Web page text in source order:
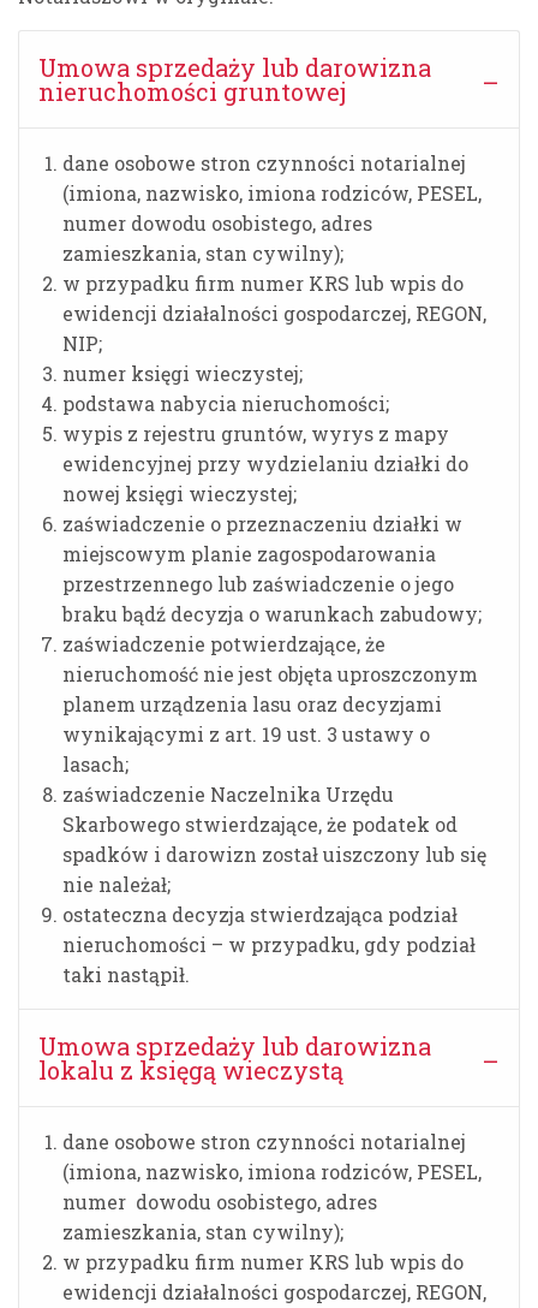
Umowa sprzedaży lub darowizna
nieruchomości gruntowej
dane osobowe stron czynności notarialnej
(imiona, nazwisko, imiona rodziców, PESEL,
numer dowodu osobistego, adres
zamieszkania, stan cywilny);
w przypadku firm numer KRS lub wpis do
ewidencji działalności gospodarczej, REGON,
NIP;
numer księgi wieczystej;
podstawa nabycia nieruchomości;
wypis z rejestru gruntów, wyrys z mapy
ewidencyjnej przy wydzielaniu działki do
nowej księgi wieczystej;
zaświadczenie o przeznaczeniu działki w
miejscowym planie zagospodarowania
przestrzennego lub zaświadczenie o jego
braku bądź decyzja o warunkach zabudowy;
zaświadczenie potwierdzające, że
nieruchomość nie jest objęta uproszczonym
planem urządzenia lasu oraz decyzjami
wynikającymi z art. 19 ust. 3 ustawy o
lasach;
zaświadczenie Naczelnika Urzędu
Skarbowego stwierdzające, że podatek od
spadków i darowizn został uiszczony lub się
nie należał;
ostateczna decyzja stwierdzająca podział
nieruchomości – w przypadku, gdy podział
taki nastąpił.
Umowa sprzedaży lub darowizna
lokalu z księgą wieczystą
dane osobowe stron czynności notarialnej
(imiona, nazwisko, imiona rodziców, PESEL,
numer dowodu osobistego, adres
zamieszkania, stan cywilny);
w przypadku firm numer KRS lub wpis do
ewidencji działalności gospodarczej, REGON,